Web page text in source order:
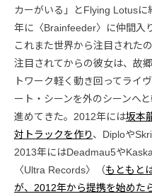
カーがいる」とFlying Lotusに
年に〈Brainfeeder〉に仲間入
これまた世界から注目された
注目されてからの彼女は、故
トワーク軽く動き回ってライ
ート・シーンを外のシーンへ
進めてきた。2012年には坂本
対トラックを作り、Diploや
2013年にはDeadmau5や
〈Ultra Records〉（もともと
が、2012年から提携を始めた